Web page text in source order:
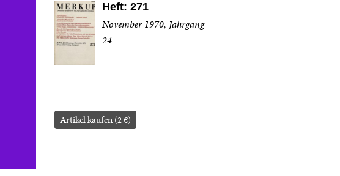
Heft: 271
November 1970, Jahrgang
24
Artikel kaufen (2 €)